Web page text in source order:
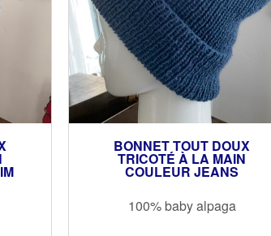
BONNET TOUT DOUX
TRICOTÉ À LA MAIN
COULEUR JEANS
100% baby alpaga